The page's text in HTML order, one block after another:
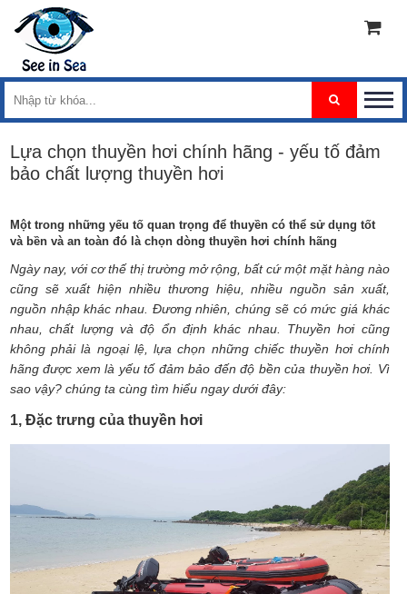
Lựa chọn thuyền hơi chính hãng - yếu tố đảm
bảo chất lượng thuyền hơi
Một trong những yếu tố quan trọng để thuyền có thể sử dụng tốt
và bền và an toàn đó là chọn dòng thuyền hơi chính hãng
Ngày nay, với cơ thế thị trường mở rộng, bất cứ một mặt hàng nào
cũng sẽ xuất hiện nhiều thương hiệu, nhiều nguồn sản xuất,
nguồn nhập khác nhau. Đương nhiên, chúng sẽ có mức giá khác
nhau, chất lượng và độ ổn định khác nhau. Thuyền hơi cũng
không phải là ngoại lệ, lựa chọn những chiếc thuyền hơi chính
hãng được xem là yếu tố đảm bảo đến độ bền của thuyền hơi. Vì
sao vậy? chúng ta cùng tìm hiểu ngay dưới đây:
1, Đặc trưng của thuyền hơi